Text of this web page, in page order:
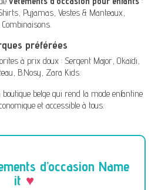
, Pyjamas, Vestes & Manteaux,
Combinaisons.
préférées
à prix doux : Sergent Major, Okaïdi,
, B.Nosy, Zara Kids.
boutique belge qui rend la mode enfantine
et accessible à tous.
d’occasion Name
it